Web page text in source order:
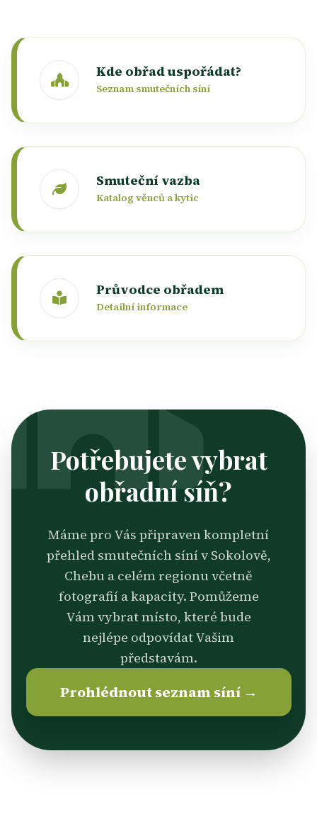
Kde obřad uspořádat?
Seznam smutečních síní
Smuteční vazba
Katalog věnců a kytic
Průvodce obřadem
Detailní informace
Potřebujete vybrat
obřadní síň?
Máme pro Vás připraven kompletní
přehled smutečních síní v Sokolově,
Chebu a celém regionu včetně
fotografií a kapacity. Pomůžeme
Vám vybrat místo, které bude
nejlépe odpovídat Vašim
představám.
Prohlédnout seznam síní →